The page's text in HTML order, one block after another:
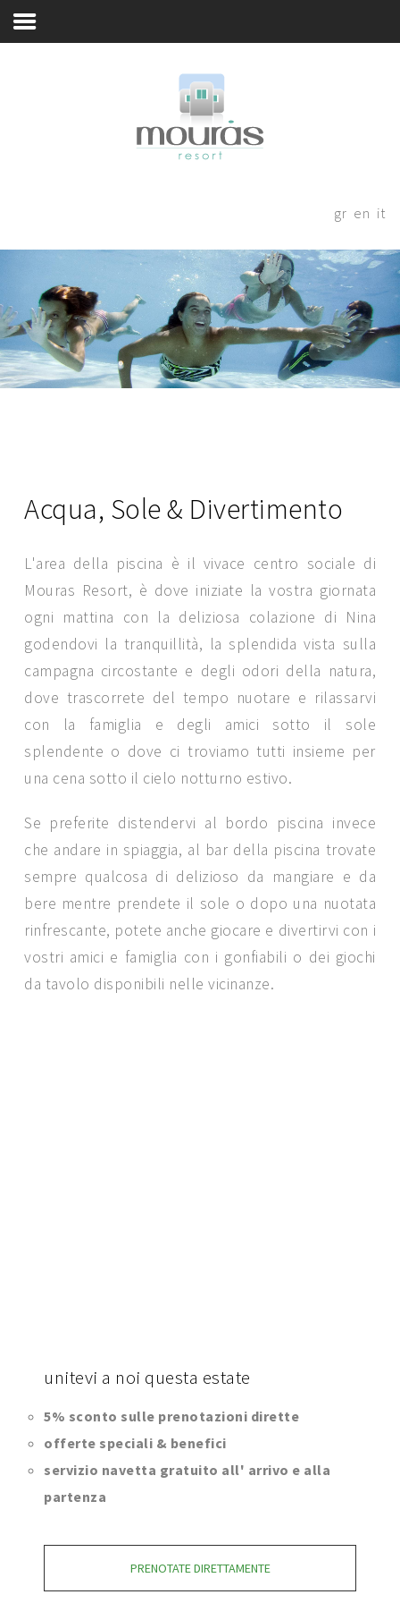
Posizione
Astipalea Rivelata
Blog
Book Now
it
en
gr
Acqua, Sole & Divertimento
L'area della piscina è il vivace centro sociale di
Mouras Resort, è dove iniziate la vostra giornata
ogni mattina con la deliziosa colazione di Nina
godendovi la tranquillità, la splendida vista sulla
campagna circostante e degli odori della natura,
dove trascorrete del tempo nuotare e rilassarvi
con la famiglia e degli amici sotto il sole
splendente o dove ci troviamo tutti insieme per
una cena sotto il cielo notturno estivo.
Se preferite distendervi al bordo piscina invece
che andare in spiaggia, al bar della piscina trovate
sempre qualcosa di delizioso da mangiare e da
bere mentre prendete il sole o dopo una nuotata
rinfrescante, potete anche giocare e divertirvi con i
vostri amici e famiglia con i gonfiabili o dei giochi
da tavolo disponibili nelle vicinanze.
unitevi a noi questa estate
5% sconto sulle prenotazioni dirette
offerte speciali & benefici
servizio navetta gratuito all' arrivo e alla
partenza
PRENOTATE DIRETTAMENTE
RoomBooking
shortly.
SEND MESSAGE